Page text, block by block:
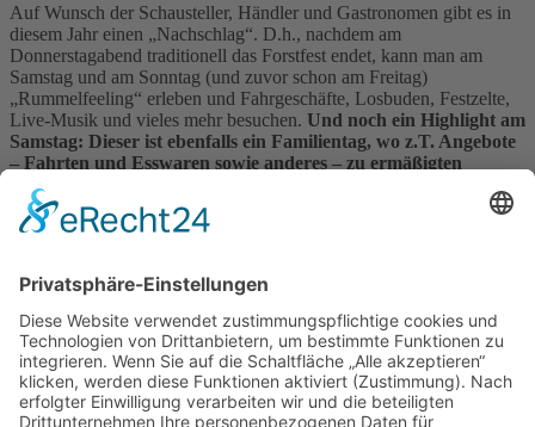
Auf Wunsch der Schausteller, Händler und Gastronomen gibt es in
diesem Jahr einen „Nachschlag“. D.h., nachdem am
Donnerstagabend traditionell das Forstfest endet, kann man am
Samstag und am Sonntag (und zuvor schon am Freitag)
„Rummelfeeling“ erleben und Fahrgeschäfte, Losbuden, Festzelte,
Live-Musik und vieles mehr besuchen. Und noch ein Highlight am
Samstag: Dieser ist ebenfalls ein Familientag, wo z.T. Angebote
– Fahrten und Esswaren sowie anderes – zu ermäßigten
Preisen angeboten werden.
Die Öffnungszeiten sind:
Stunde verlängert)
Sonntag, 27. August 00 bis 19.00 Uhr
Alle weiteren Informationen sind zu finden unterwww.forstfest-